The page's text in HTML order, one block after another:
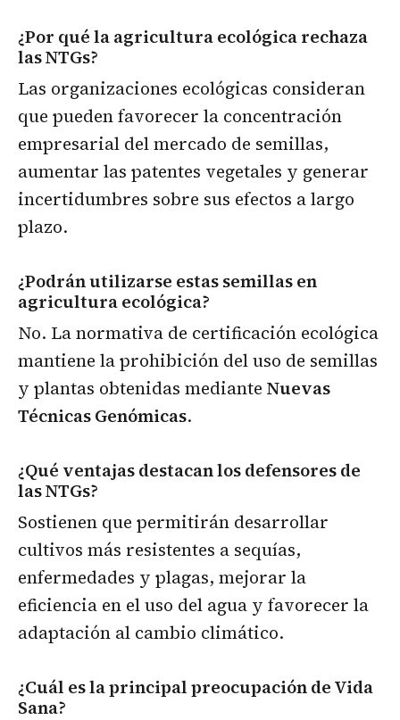
¿Por qué la agricultura ecológica rechaza
las NTGs?
Las organizaciones ecológicas consideran
que pueden favorecer la concentración
empresarial del mercado de semillas,
aumentar las patentes vegetales y generar
incertidumbres sobre sus efectos a largo
plazo.
¿Podrán utilizarse estas semillas en
agricultura ecológica?
No. La normativa de certificación ecológica
mantiene la prohibición del uso de semillas
y plantas obtenidas mediante Nuevas
Técnicas Genómicas.
¿Qué ventajas destacan los defensores de
las NTGs?
Sostienen que permitirán desarrollar
cultivos más resistentes a sequías,
enfermedades y plagas, mejorar la
eficiencia en el uso del agua y favorecer la
adaptación al cambio climático.
¿Cuál es la principal preocupación de Vida
Sana?